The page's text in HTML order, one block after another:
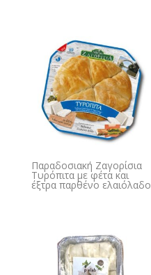
Παραδοσιακή Ζαγορίσια
Τυρόπιτα με φέτα και
έξτρα παρθένο ελαιόλαδο